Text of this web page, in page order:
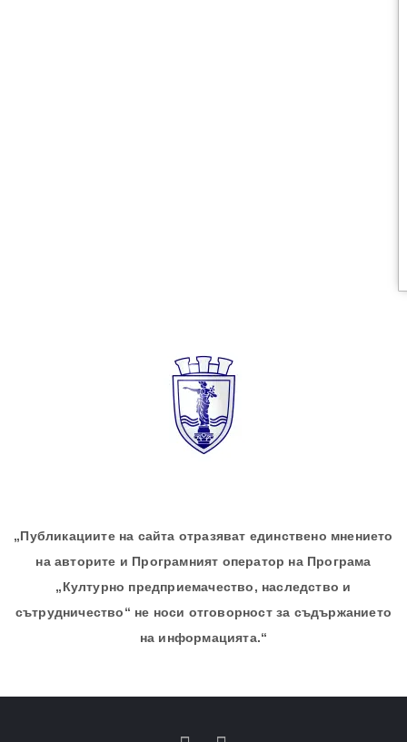
„Публикациите на сайта отразяват единствено мнението
на авторите и Програмният оператор на Програма
„Културно предприемачество, наследство и
сътрудничество“ не носи отговорност за съдържанието
на информацията.“